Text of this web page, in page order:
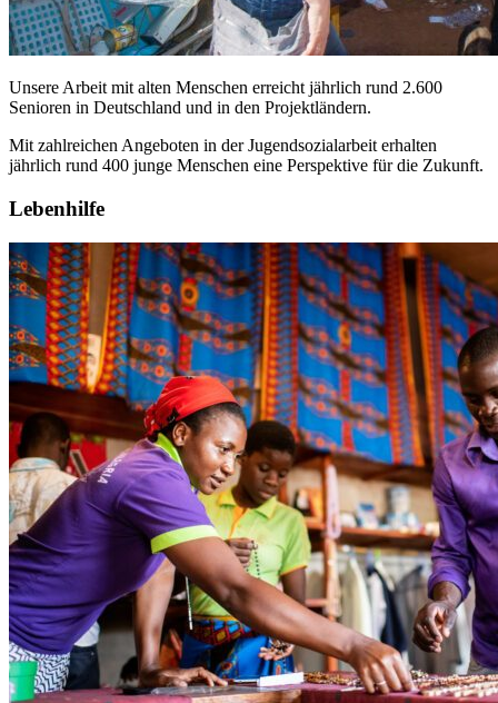
Unsere Arbeit mit alten Menschen erreicht jährlich rund 2.600
Senioren in Deutschland und in den Projektländern.
Mit zahlreichen Angeboten in der Jugendsozialarbeit erhalten
jährlich rund 400 junge Menschen eine Perspektive für die Zukunft.
Lebenhilfe